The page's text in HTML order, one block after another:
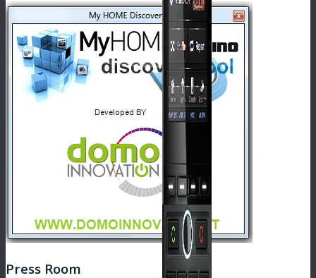
Press Room